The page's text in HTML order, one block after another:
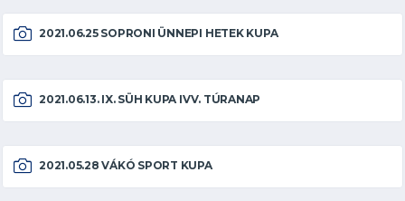
2021.06.25 SOPRONI ÜNNEPI HETEK KUPA
2021.06.13. IX. SÜH KUPA IVV. TÚRANAP
2021.05.28 VÁKÓ SPORT KUPA